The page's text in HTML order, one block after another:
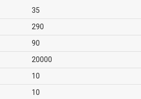
35
290
90
20000
10
10